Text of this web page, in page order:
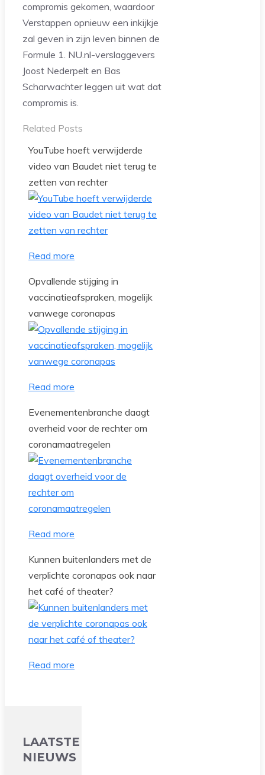
compromis gekomen, waardoor
Verstappen opnieuw een inkijkje
zal geven in zijn leven binnen de
Formule 1. NU.nl-verslaggevers
Joost Nederpelt en Bas
Scharwachter leggen uit wat dat
compromis is.
Related Posts
YouTube hoeft verwijderde
video van Baudet niet terug te
zetten van rechter
Read more
Opvallende stijging in
vaccinatieafspraken, mogelijk
vanwege coronapas
Read more
Evenementenbranche daagt
overheid voor de rechter om
coronamaatregelen
Read more
Kunnen buitenlanders met de
verplichte coronapas ook naar
het café of theater?
Read more
LAATSTE
NIEUWS